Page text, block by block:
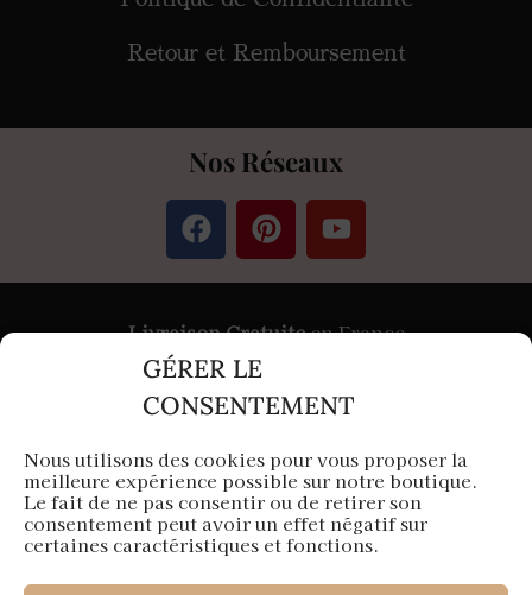
GÉRER LE
CONSENTEMENT
Nous utilisons des cookies pour vous proposer la
meilleure expérience possible sur notre boutique.
Le fait de ne pas consentir ou de retirer son
consentement peut avoir un effet négatif sur
certaines caractéristiques et fonctions.
Retour et Remboursement
Nos Réseaux
Livraison Gratuiteen France
PaiementSécurisépar Stripe &
Aura Capillaire est une entreprise française
Siège en Île-de-France